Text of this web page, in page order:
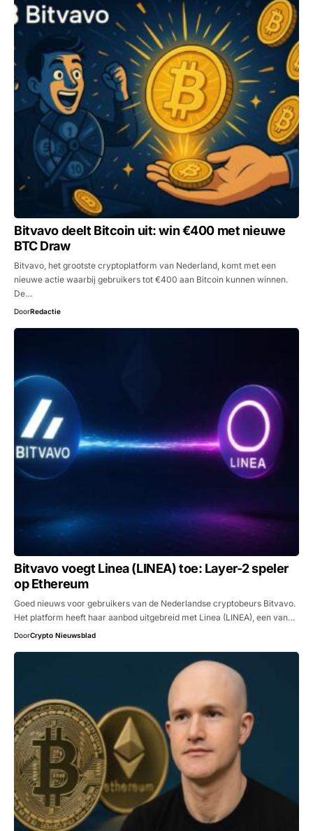
Bitvavo deelt Bitcoin uit: win €400 met nieuwe
BTC Draw
Bitvavo, het grootste cryptoplatform van Nederland, komt met een
nieuwe actie waarbij gebruikers tot €400 aan Bitcoin kunnen winnen.
De…
DoorRedactie
Bitvavo voegt Linea (LINEA) toe: Layer-2 speler
op Ethereum
Goed nieuws voor gebruikers van de Nederlandse cryptobeurs Bitvavo.
Het platform heeft haar aanbod uitgebreid met Linea (LINEA), een van…
DoorCrypto Nieuwsblad